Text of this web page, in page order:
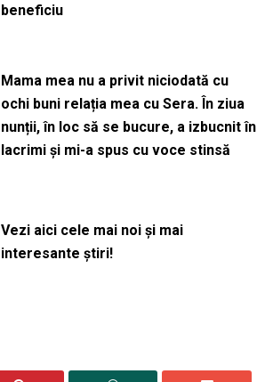
beneficiu
Mama mea nu a privit niciodată cu
ochi buni relația mea cu Sera. În ziua
nunții, în loc să se bucure, a izbucnit în
lacrimi și mi-a spus cu voce stinsă
Vezi aici cele mai noi și mai
interesante știri!